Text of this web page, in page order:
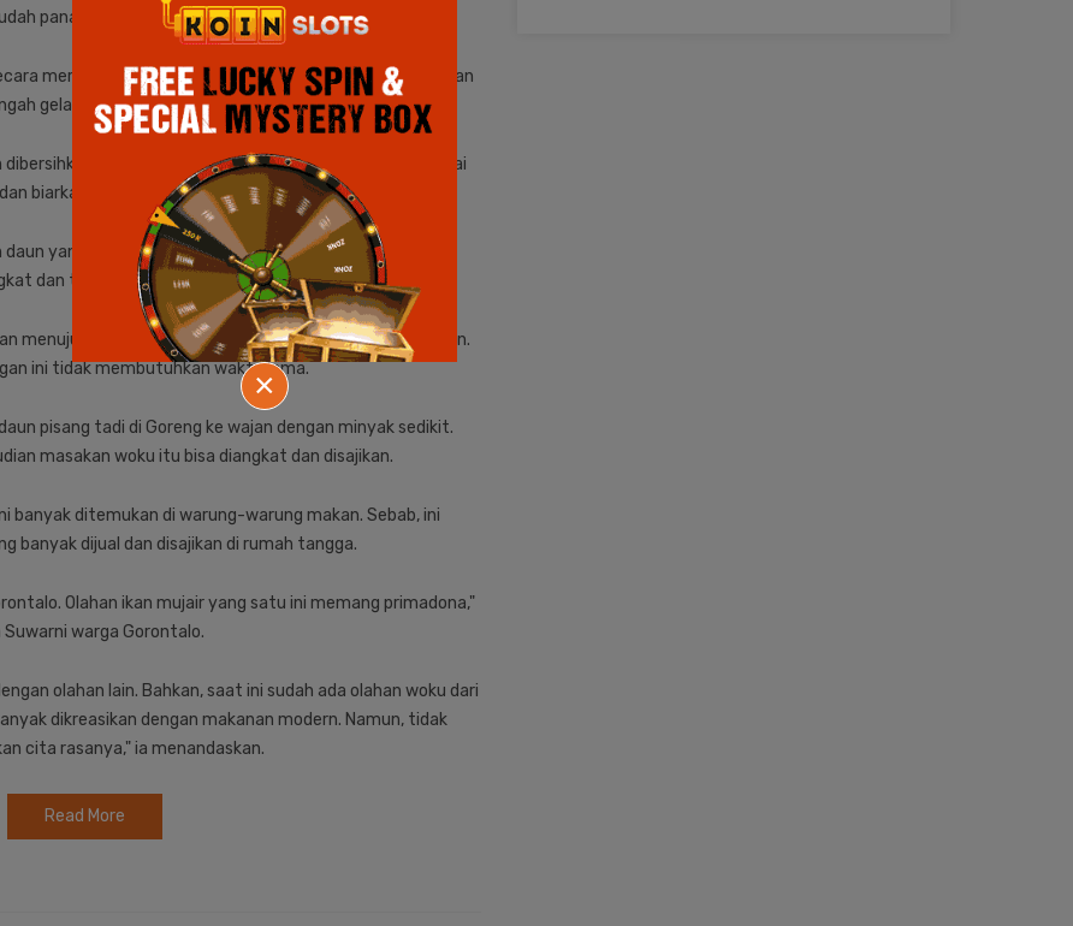
×
panas dengan air secukupnya.
merata. berikan minyak goreng, aduk kembali, kemudian
gelas dengan terus mengaduk masakan itu.
dan dipotong tadi. Pemotongan ikan bisa sesuai
biarkan hingga mendidih.
yang sudah dipersiapkan sebelumnya. Setelah airnya
dan tuang masakan itu ke daun pisang.
menuju ke proses selanjutnya yakni proses penggorengan.
ini tidak membutuhkan waktu lama.
pisang tadi di Goreng ke wajan dengan minyak sedikit.
masakan woku itu bisa diangkat dan disajikan.
banyak ditemukan di warung-warung makan. Sebab, ini
banyak dijual dan disajikan di rumah tangga.
Olahan ikan mujair yang satu ini memang primadona,"
Suwarni warga Gorontalo.
olahan lain. Bahkan, saat ini sudah ada olahan woku dari
dikreasikan dengan makanan modern. Namun, tidak
cita rasanya," ia menandaskan.
Read More